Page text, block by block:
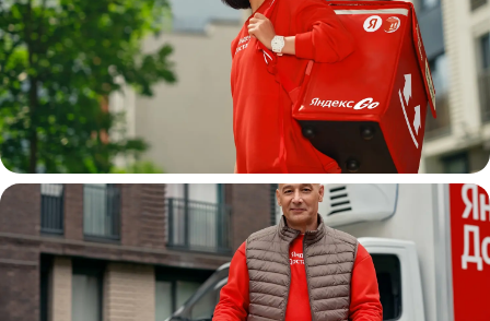
Пеший курьер